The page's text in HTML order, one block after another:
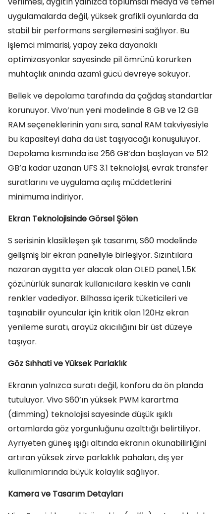
uygulamalarda değil, yüksek grafikli oyunlarda da
stabil bir performans sergilemesini sağlıyor. Bu
işlemci mimarisi, yapay zeka dayanaklı
optimizasyonlar sayesinde pil ömrünü korurken
muhtaçlık anında azamî gücü devreye sokuyor.
Bellek ve depolama tarafında da çağdaş standartlar
korunuyor. Vivo’nun yeni modelinde 8 GB ve 12 GB
RAM seçeneklerinin yanı sıra, sanal RAM takviyesiyle
bu kapasiteyi daha da üst taşıyacağı konuşuluyor.
Depolama kısmında ise 256 GB’dan başlayan ve 512
GB’a kadar uzanan UFS 3.1 teknolojisi, evrak transfer
suratlarını ve uygulama açılış müddetlerini
minimuma indiriyor.
Ekran Teknolojisinde Görsel Şölen
S serisinin klasikleşen şık tasarımı, S60 modelinde
gelişmiş bir ekran paneliyle birleşiyor. Sızıntılara
nazaran aygıtta yer alacak olan OLED panel, 1.5K
çözünürlük sunarak kullanıcılara keskin ve canlı
renkler vadediyor. Bilhassa içerik tüketicileri ve
taşınabilir oyuncular için kritik olan 120Hz ekran
yenileme suratı, arayüz akıcılığını bir üst düzeye
taşıyor.
Göz Sıhhati ve Yüksek Parlaklık
Ekranın yalnızca suratı değil, konforu da ön planda
tutuluyor. Vivo S60’ın yüksek PWM karartma
(dimming) teknolojisi sayesinde düşük ışıklı
ortamlarda göz yorgunluğunu azalttığı belirtiliyor.
Ayrıyeten güneş ışığı altında ekranın okunabilirliğini
artıran yüksek zirve parlaklık pahaları, dış yer
kullanımlarında büyük kolaylık sağlıyor.
Kamera ve Tasarım Detayları